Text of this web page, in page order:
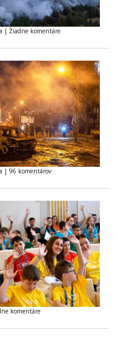
| Žiadne komentáre
| 96 komentárov
komentáre